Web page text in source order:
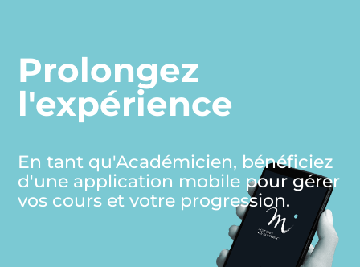
Prolongez
l'expérience
En tant qu'Académicien, bénéficiez
d'une application mobile pour gérer
vos cours et votre progression.